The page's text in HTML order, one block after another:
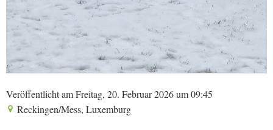
Veröffentlicht am Freitag, 20. Februar 2026 um 09:45
Reckingen/Mess, Luxemburg